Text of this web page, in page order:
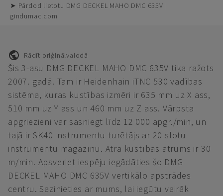
➤ Pārdod lietotu DMG DECKEL MAHO DMC 635V |
gindumac.com
Rādīt oriģinālvalodā
Šis 3-asu DMG DECKEL MAHO DMC 635V tika ražots
2007. gadā. Tam ir Heidenhain iTNC 530 vadības
sistēma, kuras kustības izmēri ir 635 mm uz X ass,
510 mm uz Y ass un 460 mm uz Z ass. Vārpsta
apgriezieni var sasniegt līdz 12 000 apgr./min, un
tajā ir SK40 instrumentu turētājs ar 20 slotu
instrumentu magazīnu. Ātrā kustības ātrums ir 30
m/min. Apsveriet iespēju iegādāties šo DMG
DECKEL MAHO DMC 635V vertikālo apstrādes
centru. Sazinieties ar mums, lai iegūtu vairāk